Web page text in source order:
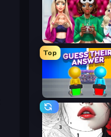
Top
Guess Their Answer